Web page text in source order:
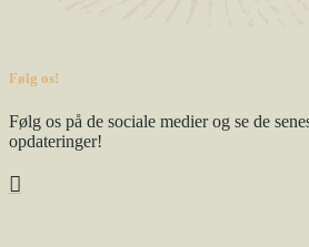
Følg os!
Følg os på de sociale medier og se de
opdateringer!